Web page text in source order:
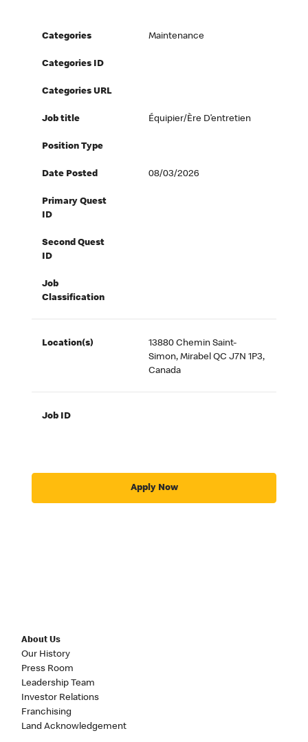
Categories Maintenance
Categories ID
Categories URL
Job title Équipier/ère D’entretien
Position Type
Date Posted 08/03/2026
Primary Quest
ID
Second Quest
ID
Job
Classification
Location(s)
13880 Chemin Saint-
Simon, Mirabel QC J7N 1P3,
Canada
Job ID
Apply Now
About Us
Our History
Press Room
Leadership Team
Investor Relations
Franchising
Land Acknowledgement